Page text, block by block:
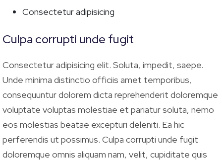
Consectetur adipisicing
Culpa corrupti unde fugit
Consectetur adipisicing elit. Soluta, impedit, saepe.
Unde minima distinctio officiis amet temporibus,
consequuntur dolorem dicta reprehenderit doloremque
voluptate voluptas molestiae et pariatur soluta, nemo
eos molestias beatae excepturi deleniti. Ea hic
perferendis ut possimus. Culpa corrupti unde fugit
doloremque omnis aliquam nam, velit, cupiditate quis